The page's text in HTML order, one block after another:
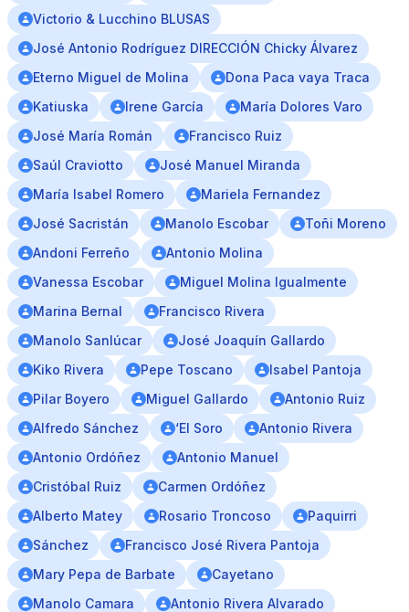
Victorio & Lucchino BLUSAS
José Antonio Rodríguez DIRECCIÓN Chicky Álvarez
Eterno Miguel de Molina
Dona Paca vaya Traca
Katiuska
Irene García
María Dolores Varo
José María Román
Francisco Ruiz
Saúl Craviotto
José Manuel Miranda
María Isabel Romero
Mariela Fernandez
José Sacristán
Manolo Escobar
Toñi Moreno
Andoni Ferreño
Antonio Molina
Vanessa Escobar
Miguel Molina Igualmente
Marina Bernal
Francisco Rivera
Manolo Sanlúcar
José Joaquín Gallardo
Kiko Rivera
Pepe Toscano
Isabel Pantoja
Pilar Boyero
Miguel Gallardo
Antonio Ruiz
Alfredo Sánchez
‘El Soro
Antonio Rivera
Antonio Ordóñez
Antonio Manuel
Cristóbal Ruiz
Carmen Ordóñez
Alberto Matey
Rosario Troncoso
Paquirri
Sánchez
Francisco José Rivera Pantoja
Mary Pepa de Barbate
Cayetano
Manolo Camara
Antonio Rivera Alvarado